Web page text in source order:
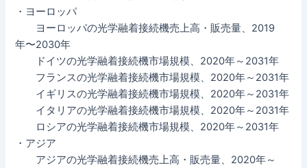
・ヨーロッパ
ヨーロッパの光学融着接続機売上高・販売量、2019
年〜2030年
ドイツの光学融着接続機市場規模、2020年～2031年
フランスの光学融着接続機市場規模、2020年～2031年
イギリスの光学融着接続機市場規模、2020年～2031年
イタリアの光学融着接続機市場規模、2020年～2031年
ロシアの光学融着接続機市場規模、2020年～2031年
・アジア
アジアの光学融着接続機売上高・販売量、2020年～